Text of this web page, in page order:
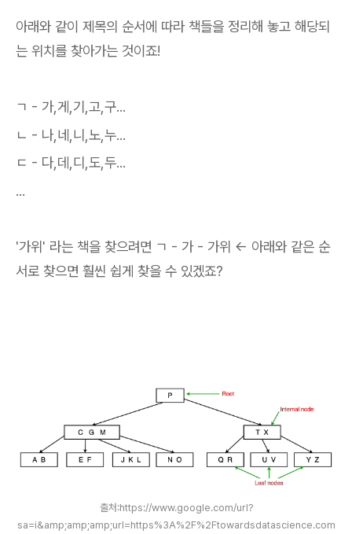
아래와 같이 제목의 순서에 따라 책들을 정리해 놓고 해당되
는 위치를 찾아가는 것이죠!
ㄱ - 가,게,기,고,구...
ㄴ - 나,네,니,노,누...
ㄷ - 다,데,디,도,두...
...
'가위' 라는 책을 찾으려면 ㄱ - 가 - 가위 <- 아래와 같은 순
서로 찾으면 훨씬 쉽게 찾을 수 있겠죠?
출처:https://www.google.com/url?
sa=i&amp;amp;amp;url=https%3A%2F%2Ftowardsdatascience.com